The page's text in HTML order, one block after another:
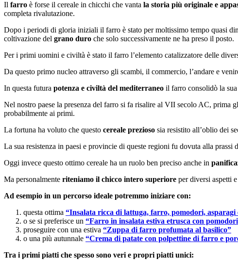
Il farro è forse il cereale in chicchi che vanta la storia più originale e
completa rivalutazione.
Dopo i periodi di gloria iniziali il farro è stato per moltissimo tempo quasi
coltivazione del grano duro che solo successivamente ne ha preso il posto.
Per i primi uomini e civiltà è stato il farro l’elemento catalizzatore delle
Da questo primo nucleo attraverso gli scambi, il commercio, l’andare e
In questa futura potenza e civiltà del mediterraneo il farro consolidò la
Nel nostro paese la presenza del farro si fa risalire al VII secolo AC, prima
probabilmente ai primi.
La fortuna ha voluto che questo cereale prezioso sia resistito all’oblio dei
La sua resistenza in paesi e provincie di queste regioni fu dovuta alla prassi
Oggi invece questo ottimo cereale ha un ruolo ben preciso anche in
Ma personalmente riteniamo il chicco intero superiore per diversi aspetti
Ad esempio in un percorso ideale potremmo iniziare con:
questa ottima “Insalata ricca di lattuga, farro, pomodori, asparagi
o se si preferisce un “Farro in insalata estiva etrusca con
proseguire con una estiva “Zuppa di farro profumata al basilico”
o una più autunnale “Crema di patate con polpettine di farro e
Tra i primi piatti che spesso sono veri e propri piatti unici: